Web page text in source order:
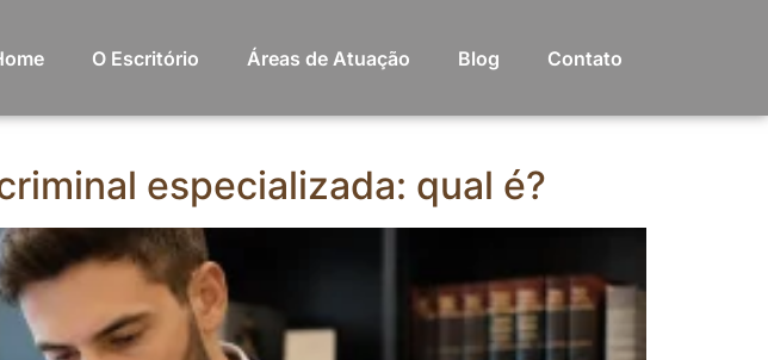
O Escritório Áreas de Atuação Blog Contato
especializada: qual é?